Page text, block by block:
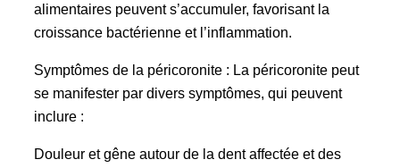
alimentaires peuvent s’accumuler, favorisant la
croissance bactérienne et l’inflammation.
Symptômes de la péricoronite : La péricoronite peut
se manifester par divers symptômes, qui peuvent
inclure :
Douleur et gêne autour de la dent affectée et des